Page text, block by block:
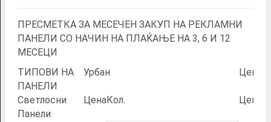
ПРЕСМЕТКА ЗА МЕСЕЧЕН ЗАКУП НА РЕКЛАМНИ
ПАНЕЛИ СО НАЧИН НА ПЛАЌАЊЕ НА 3, 6 И 12
МЕСЕЦИ
ТИПОВИ НА
ПАНЕЛИ
Урбан
Светлосни
Панели
ЦенаКол. Цена